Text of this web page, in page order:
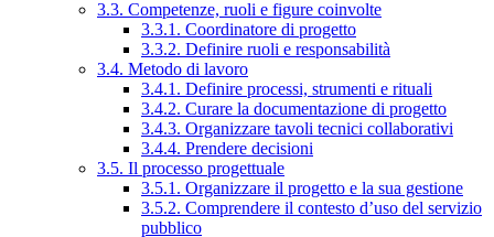
3.3. Competenze, ruoli e figure coinvolte
3.3.1. Coordinatore di progetto
3.3.2. Definire ruoli e responsabilità
3.4. Metodo di lavoro
3.4.1. Definire processi, strumenti e rituali
3.4.2. Curare la documentazione di progetto
3.4.3. Organizzare tavoli tecnici collaborativi
3.4.4. Prendere decisioni
3.5. Il processo progettuale
3.5.1. Organizzare il progetto e la sua gestione
3.5.2. Comprendere il contesto d’uso del servizio
pubblico